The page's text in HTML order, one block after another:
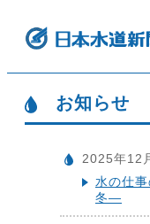
お知らせ
2025年12
水の仕
冬―